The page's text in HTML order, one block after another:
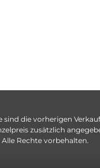
die vorherigen
zusätzlich
Rechte vorbehalten.